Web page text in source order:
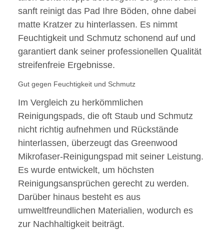
sanft reinigt das Pad Ihre Böden, ohne dabei
matte Kratzer zu hinterlassen. Es nimmt
Feuchtigkeit und Schmutz schonend auf und
garantiert dank seiner professionellen Qualität
streifenfreie Ergebnisse.
Gut gegen Feuchtigkeit und Schmutz
Im Vergleich zu herkömmlichen
Reinigungspads, die oft Staub und Schmutz
nicht richtig aufnehmen und Rückstände
hinterlassen, überzeugt das Greenwood
Mikrofaser-Reinigungspad mit seiner Leistung.
Es wurde entwickelt, um höchsten
Reinigungsansprüchen gerecht zu werden.
Darüber hinaus besteht es aus
umweltfreundlichen Materialien, wodurch es
zur Nachhaltigkeit beiträgt.